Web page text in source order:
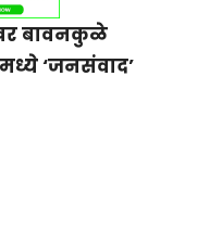
बावनकुळे
‘जनसंवाद’